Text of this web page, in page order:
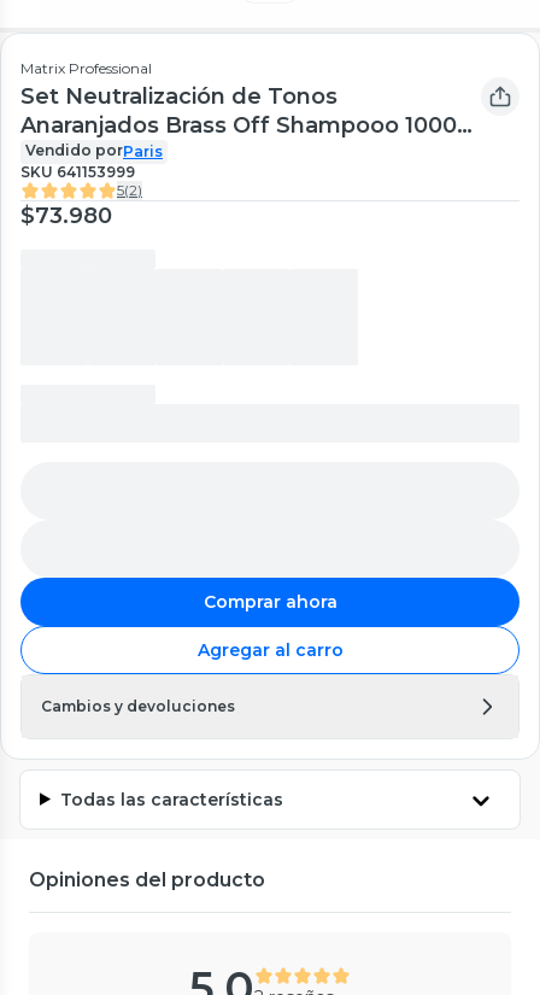
Matrix Professional
Set Neutralización de Tonos
Anaranjados Brass Off Shampooo 1000
ml + Acondicionador 1000 ml
Vendido porParis
SKU 641153999
5(2)
$73.980
Comprar ahora
Agregar al carro
Cambios y devoluciones
Todas las características
Opiniones del producto